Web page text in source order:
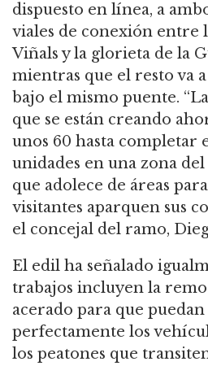
dispuesto en línea, a
viales de conexión entre
Viñals y la glorieta de la
mientras que el resto va
bajo el mismo puente.
que se están creando
unos 60 hasta completar
unidades en una zona
que adolece de áreas
visitantes aparquen sus
el concejal del ramo,
El edil ha señalado
trabajos incluyen la
acerado para que
perfectamente los
los peatones que